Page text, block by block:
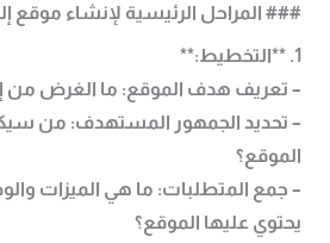
### المراحل الرئيسية لإنشاء موقع
1. **التخطيط:**
– تعريف هدف الموقع: ما الغرض من
– تحديد الجمهور المستهدف: من
الموقع؟
– جمع المتطلبات: ما هي الميزات
يحتوي عليها الموقع؟